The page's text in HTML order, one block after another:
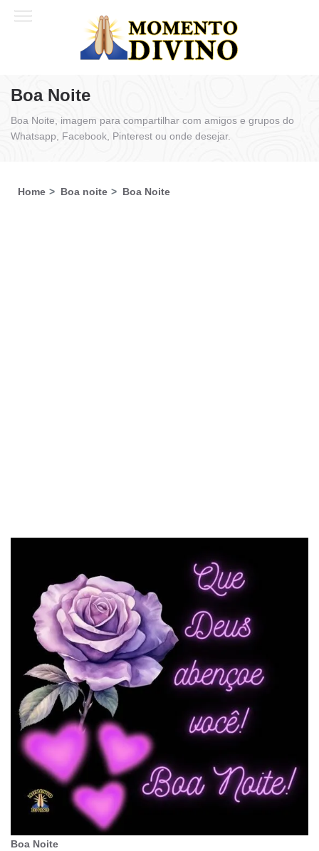
Boa Noite
Boa Noite, imagem para compartilhar com amigos e grupos do
Whatsapp, Facebook, Pinterest ou onde desejar.
Home Boa noite Boa Noite
Boa Noite